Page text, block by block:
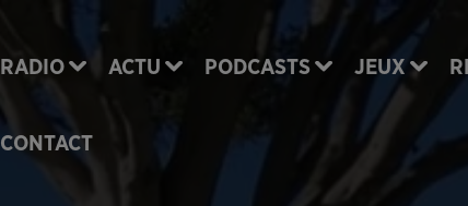
RADIO ACTU PODCASTS JEUX
CONTACT